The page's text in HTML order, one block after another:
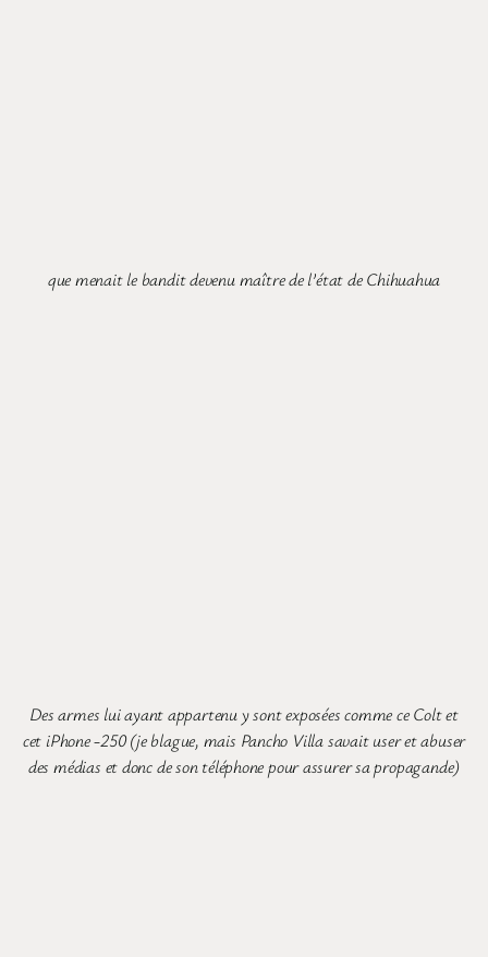
que menait le bandit devenu maître de l’état de Chihuahua
Des armes lui ayant appartenu y sont exposées comme ce Colt et
cet iPhone -250 (je blague, mais Pancho Villa savait user et abuser
des médias et donc de son téléphone pour assurer sa propagande)